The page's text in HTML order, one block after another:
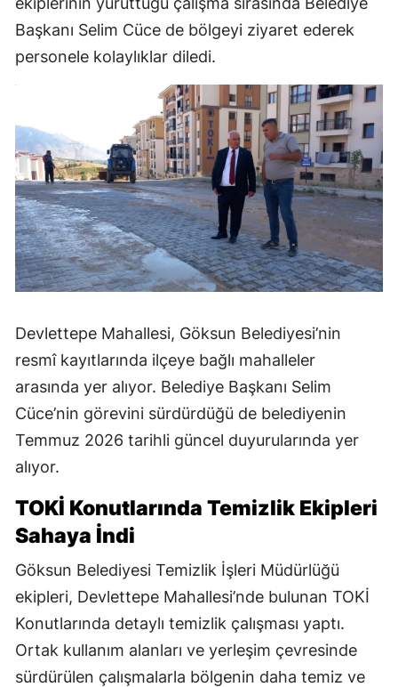
Başkanı Selim Cüce de bölgeyi ziyaret ederek
personele kolaylıklar diledi.
Devlettepe Mahallesi, Göksun Belediyesi’nin
resmî kayıtlarında ilçeye bağlı mahalleler
arasında yer alıyor. Belediye Başkanı Selim
Cüce’nin görevini sürdürdüğü de belediyenin
Temmuz 2026 tarihli güncel duyurularında yer
alıyor.
TOKİ Konutlarında Temizlik Ekipleri
Sahaya İndi
Göksun Belediyesi Temizlik İşleri Müdürlüğü
ekipleri, Devlettepe Mahallesi’nde bulunan TOKİ
Konutlarında detaylı temizlik çalışması yaptı.
Ortak kullanım alanları ve yerleşim çevresinde
sürdürülen çalışmalarla bölgenin daha temiz ve